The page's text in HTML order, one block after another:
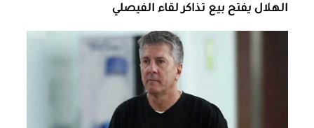
الهلال يفتح بيع تذاكر لقاء الفيصلي